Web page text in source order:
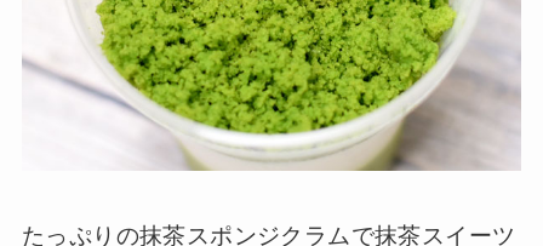
たっぷりの抹茶スポンジクラムで抹茶スイーツ